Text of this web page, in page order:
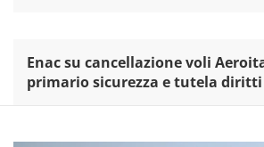
Enac su cancellazione voli
primario sicurezza e tutela diritti